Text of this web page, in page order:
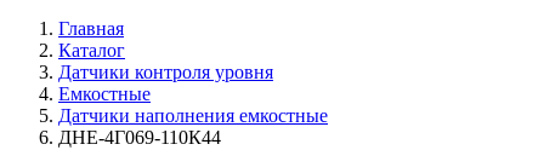
Главная
Каталог
Датчики контроля уровня
Емкостные
Датчики наполнения емкостные
ДНЕ-4Г069-110К44